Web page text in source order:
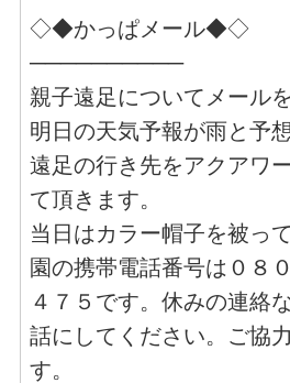
◇◆かっぱメール◆◇
──────────
親子遠足についてメール
明日の天気予報が雨と予
遠足の行き先をアクアワ
て頂きます。
当日はカラー帽子を被っ
園の携帯電話番号は０８
４７５です。休みの連絡
話にしてください。ご協
す。